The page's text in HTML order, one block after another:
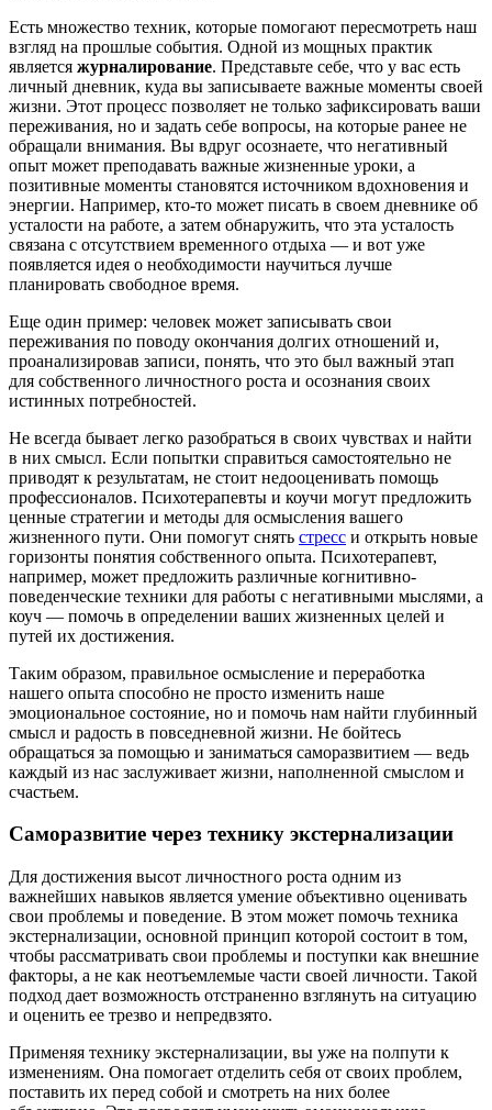
Есть множество техник, которые помогают пересмотреть наш
взгляд на прошлые события. Одной из мощных практик
является журналирование. Представьте себе, что у вас есть
личный дневник, куда вы записываете важные моменты своей
жизни. Этот процесс позволяет не только зафиксировать ваши
переживания, но и задать себе вопросы, на которые ранее не
обращали внимания. Вы вдруг осознаете, что негативный
опыт может преподавать важные жизненные уроки, а
позитивные моменты становятся источником вдохновения и
энергии. Например, кто-то может писать в своем дневнике об
усталости на работе, а затем обнаружить, что эта усталость
связана с отсутствием временного отдыха — и вот уже
появляется идея о необходимости научиться лучше
планировать свободное время.
Еще один пример: человек может записывать свои
переживания по поводу окончания долгих отношений и,
проанализировав записи, понять, что это был важный этап
для собственного личностного роста и осознания своих
истинных потребностей.
Не всегда бывает легко разобраться в своих чувствах и найти
в них смысл. Если попытки справиться самостоятельно не
приводят к результатам, не стоит недооценивать помощь
профессионалов. Психотерапевты и коучи могут предложить
ценные стратегии и методы для осмысления вашего
жизненного пути. Они помогут снять стресс и открыть новые
горизонты понятия собственного опыта. Психотерапевт,
например, может предложить различные когнитивно-
поведенческие техники для работы с негативными мыслями, а
коуч — помочь в определении ваших жизненных целей и
путей их достижения.
Таким образом, правильное осмысление и переработка
нашего опыта способно не просто изменить наше
эмоциональное состояние, но и помочь нам найти глубинный
смысл и радость в повседневной жизни. Не бойтесь
обращаться за помощью и заниматься саморазвитием — ведь
каждый из нас заслуживает жизни, наполненной смыслом и
счастьем.
Саморазвитие через технику экстернализации
Для достижения высот личностного роста одним из
важнейших навыков является умение объективно оценивать
свои проблемы и поведение. В этом может помочь техника
экстернализации, основной принцип которой состоит в том,
чтобы рассматривать свои проблемы и поступки как внешние
факторы, а не как неотъемлемые части своей личности. Такой
подход дает возможность отстраненно взглянуть на ситуацию
и оценить ее трезво и непредвзято.
Применяя технику экстернализации, вы уже на полпути к
изменениям. Она помогает отделить себя от своих проблем,
поставить их перед собой и смотреть на них более